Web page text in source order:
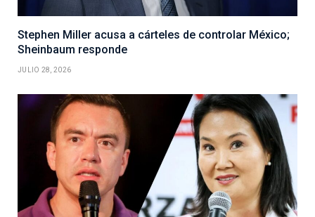
Stephen Miller acusa a cárteles de controlar México;
Sheinbaum responde
JULIO 28, 2026